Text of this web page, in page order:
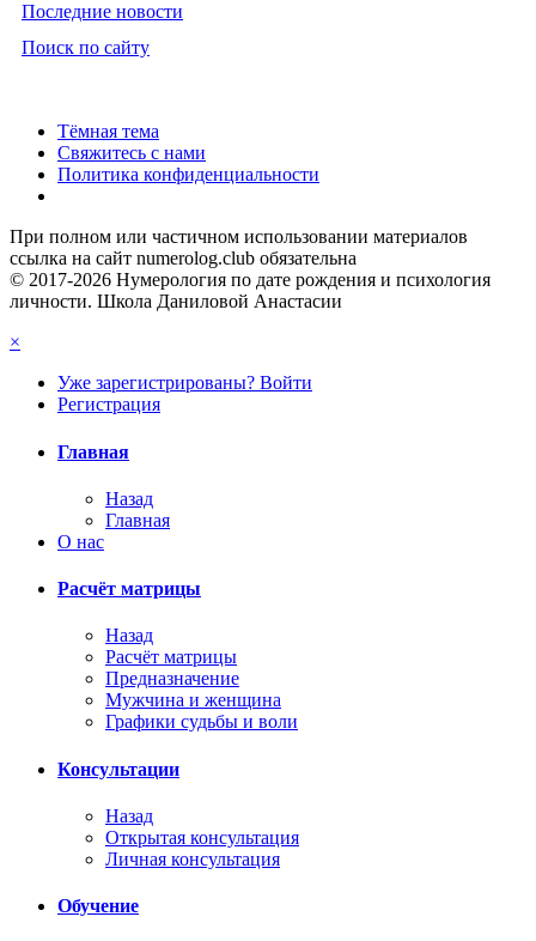
Последние новости
Поиск по сайту
Тёмная тема
Свяжитесь с нами
Политика конфиденциальности
При полном или частичном использовании материалов
ссылка на сайт numerolog.club обязательна
© 2017-2026 Нумерология по дате рождения и психология
личности. Школа Даниловой Анастасии
×
Уже зарегистрированы? Войти
Регистрация
Главная
Назад
Главная
О нас
Расчёт матрицы
Назад
Расчёт матрицы
Предназначение
Мужчина и женщина
Графики судьбы и воли
Консультации
Назад
Открытая консультация
Личная консультация
Обучение